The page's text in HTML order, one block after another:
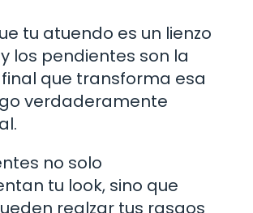
tu atuendo es un lienzo
los pendientes son la
que transforma esa
verdaderamente
no solo
tu look, sino que
realzar tus rasgos